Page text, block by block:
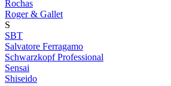
Rochas
Roger & Gallet
S
SBT
Salvatore Ferragamo
Schwarzkopf Professional
Sensai
Shiseido